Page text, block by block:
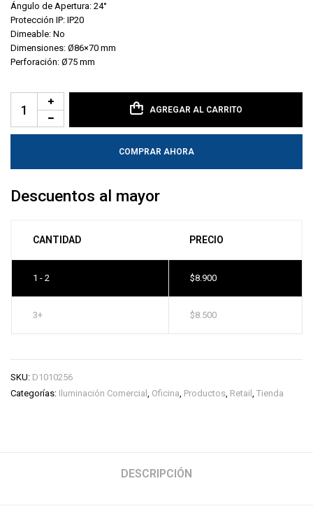
Ángulo de Apertura: 24°
Protección IP: IP20
Dimeable: No
Dimensiones: Ø86×70 mm
Perforación: Ø75 mm
AGREGAR AL CARRITO
COMPRAR AHORA
Descuentos al mayor
CANTIDAD PRECIO
1 - 2 $8.900
3+ $8.500
SKU: D1010256
Categorías: Iluminación Comercial , Oficina, Productos, Retail , Tienda
DESCRIPCIÓN